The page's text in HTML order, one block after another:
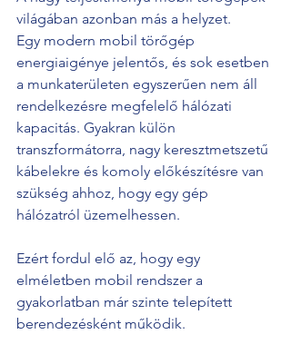
világában azonban más a helyzet.
Egy modern mobil törőgép
energiaigénye jelentős, és sok esetben
a munkaterületen egyszerűen nem áll
rendelkezésre megfelelő hálózati
kapacitás. Gyakran külön
transzformátorra, nagy keresztmetszetű
kábelekre és komoly előkészítésre van
szükség ahhoz, hogy egy gép
hálózatról üzemelhessen.
Ezért fordul elő az, hogy egy
elméletben mobil rendszer a
gyakorlatban már szinte telepített
berendezésként működik.